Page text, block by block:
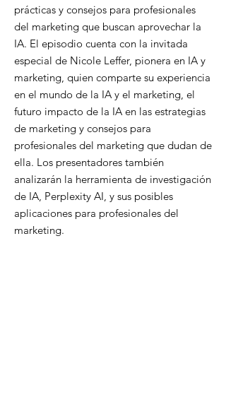
prácticas y consejos para profesionales
del marketing que buscan aprovechar la
IA. El episodio cuenta con la invitada
especial de Nicole Leffer, pionera en IA y
marketing, quien comparte su experiencia
en el mundo de la IA y el marketing, el
futuro impacto de la IA en las estrategias
de marketing y consejos para
profesionales del marketing que dudan de
ella. Los presentadores también
analizarán la herramienta de investigación
de IA, Perplexity AI, y sus posibles
aplicaciones para profesionales del
marketing.